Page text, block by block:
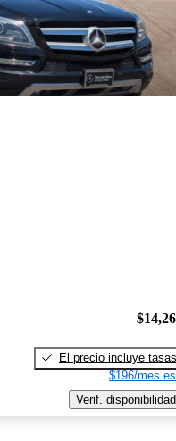
El precio incluye tasas
$196/mes
Verif. disponibilidad